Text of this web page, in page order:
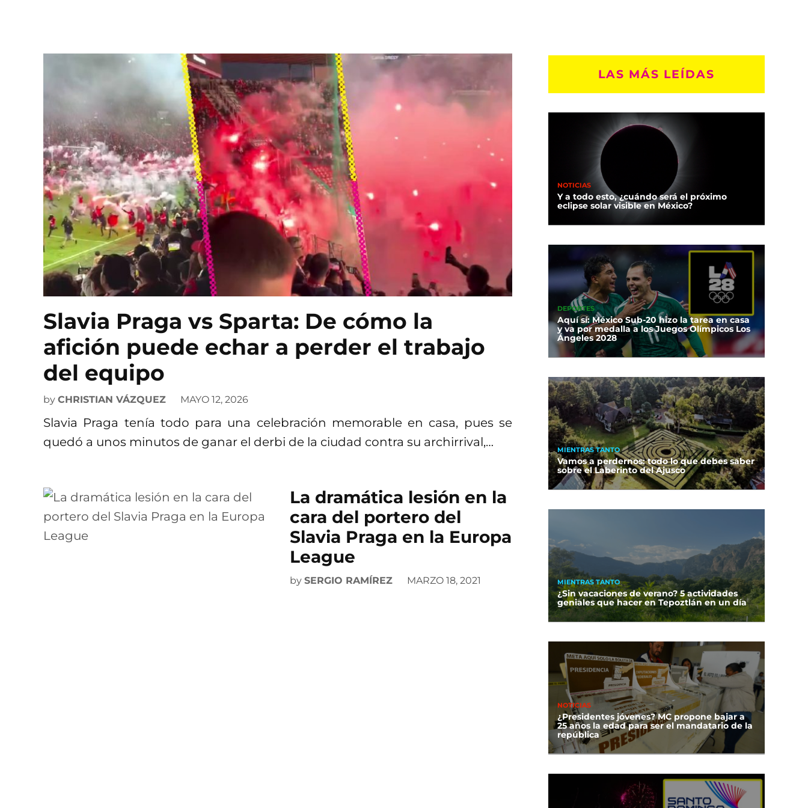
Slavia Praga vs Sparta: De cómo la
afición puede echar a perder el trabajo
del equipo
by CHRISTIAN VÁZQUEZ MAYO 12, 2026
Slavia Praga tenía todo para una celebración memorable en casa, pues se
quedó a unos minutos de ganar el derbi de la ciudad contra su archirrival,…
La dramática lesión en la
cara del portero del
Slavia Praga en la Europa
League
by SERGIO RAMÍREZ MARZO 18, 2021
LAS MÁS LEÍDAS
NOTICIAS
Y a todo esto, ¿cuándo será el próximo
eclipse solar visible en México?
DEPORTES
Aquí sí: México Sub-20 hizo la tarea en casa
y va por medalla a los Juegos Olímpicos Los
Ángeles 2028
MIENTRAS TANTO
Vamos a perdernos: todo lo que debes saber
sobre el Laberinto del Ajusco
MIENTRAS TANTO
¿Sin vacaciones de verano? 5 actividades
geniales que hacer en Tepoztlán en un día
NOTICIAS
¿Presidentes jóvenes? MC propone bajar a
25 años la edad para ser el mandatario de la
república